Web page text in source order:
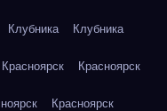
Клубника Клубника
Красноярск Красноярск
Красноярск